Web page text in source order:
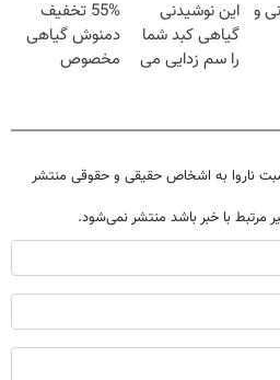
و این نوشیدنی
گیاهی کبد شما
را سم زدایی می
55% تخفیف
دمنوش گیاهی
مخصوص
ناروا به اشخاص حقیقی و حقوقی منتشر
مرتبط با خبر باشد منتشر نمی‌شود.